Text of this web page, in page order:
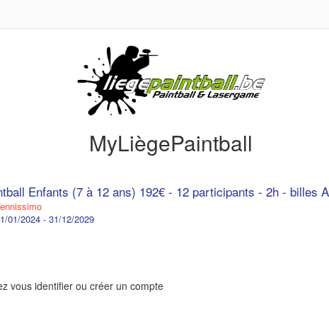
MyLiègePaintball
Enfants (7 à 12 ans) 192€ - 12 participants - 2h - billes
01/2024 - 31/12/2029
vous identifier ou créer un compte